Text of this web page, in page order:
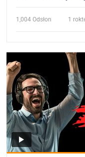
1,004 Odsłon 1